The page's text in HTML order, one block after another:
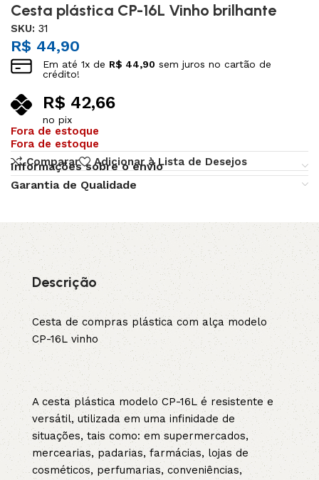
Cesta plástica CP-16L Vinho brilhante
SKU:31
R$ 44,90
Em até1x de R$ 44,90 sem juros no cartão de
crédito!
R$ 42,66
no pix
Fora de estoque
Fora de estoque
Comparar
Adicionar à Lista de Desejos
Informações sobre o envio
Garantia de Qualidade
Descrição
Cesta de compras plástica com alça modelo
CP-16L vinho
A cesta plástica modelo CP-16L é resistente e
versátil, utilizada em uma infinidade de
situações, tais como: em supermercados,
mercearias, padarias, farmácias, lojas de
cosméticos, perfumarias, conveniências,